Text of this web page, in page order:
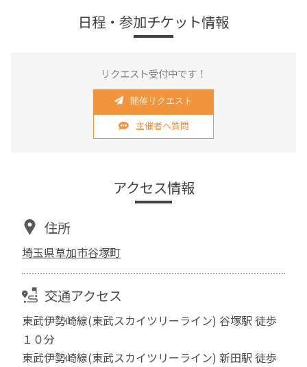
日程・参加チケット情報
リクエスト受付中です！
開催リクエスト
主催者へ質問
アクセス情報
住所
埼玉県草加市谷塚町
交通アクセス
東武伊勢崎線(東武スカイツリーライン) 谷塚駅 徒歩
１０分
東武伊勢崎線(東武スカイツリーライン) 新田駅 徒歩